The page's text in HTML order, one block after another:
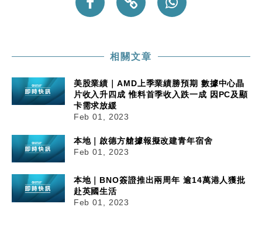
財經｜日本春季三度入市撐日圓 4月單日斥6.28萬億
司
相關文章
美股業績｜AMD上季業績勝預期 數據中心晶
片收入升四成 惟料首季收入跌一成 因PC及顯
卡需求放緩
Feb 01, 2023
本地｜啟德方艙據報擬改建青年宿舍
Feb 01, 2023
本地｜BNO簽證推出兩周年 逾14萬港人獲批
赴英國生活
Feb 01, 2023